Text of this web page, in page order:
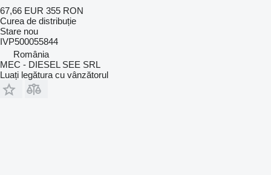
67,66 EUR 355 RON
Curea de distribuție
Stare nou
IVP500055844
România
MEC - DIESEL SEE SRL
Luați legătura cu vânzătorul